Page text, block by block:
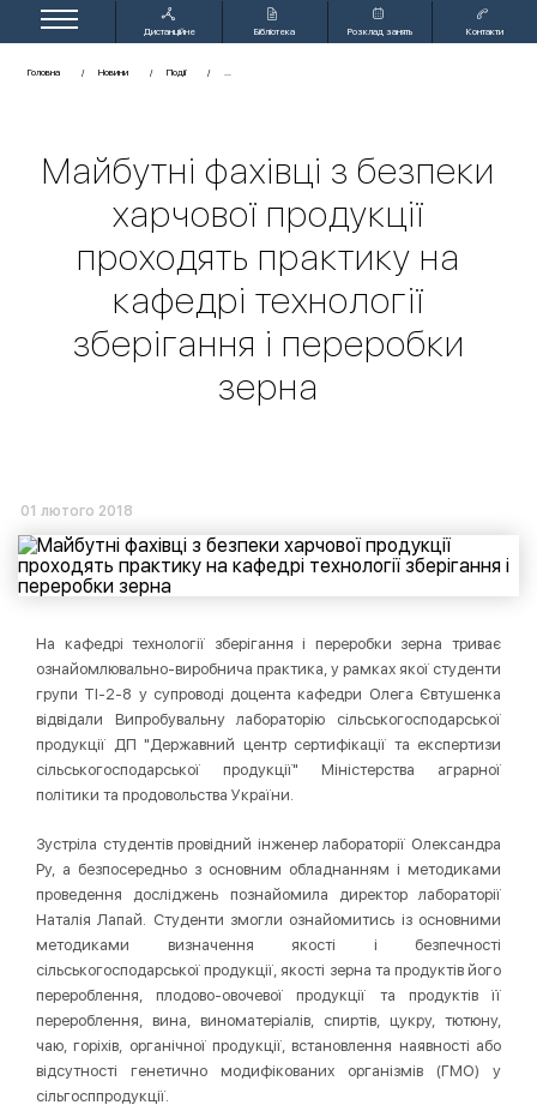
Дистанційне
Бібліотека Розклад занять Контакти
Головна Новини Події
Майбутні фахівці з безпеки
харчової продукції
проходять практику на
кафедрі технології
зберігання і переробки
зерна
01 лютого 2018
На кафедрі технології зберігання і переробки зерна триває
ознайомлювально-виробнича практика, у рамках якої студенти
групи ТІ-2-8 у супроводі доцента кафедри Олега Євтушенка
відвідали Випробувальну лабораторію сільськогосподарської
продукції ДП "Державний центр сертифікації та експертизи
сільськогосподарської продукції" Міністерства аграрної
політики та продовольства України.
Зустріла студентів провідний інженер лабораторії Олександра
Ру, а безпосередньо з основним обладнанням і методиками
проведення досліджень познайомила директор лабораторії
Наталія Лапай. Студенти змогли ознайомитись із основними
методиками визначення якості і безпечності
сільськогосподарської продукції, якості зерна та продуктів його
перероблення, плодово-овочевої продукції та продуктів її
перероблення, вина, виноматеріалів, спиртів, цукру, тютюну,
чаю, горіхів, органічної продукції, встановлення наявності або
відсутності генетично модифікованих організмів (ГМО) у
сільгосппродукції.